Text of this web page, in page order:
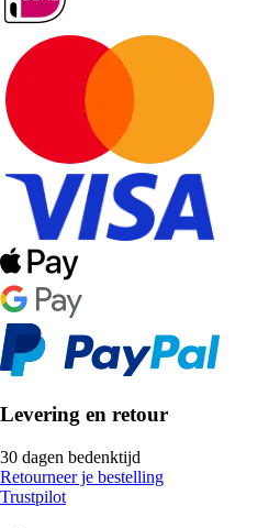
Levering en retour
30 dagen bedenktijd
Retourneer je bestelling
Trustpilot